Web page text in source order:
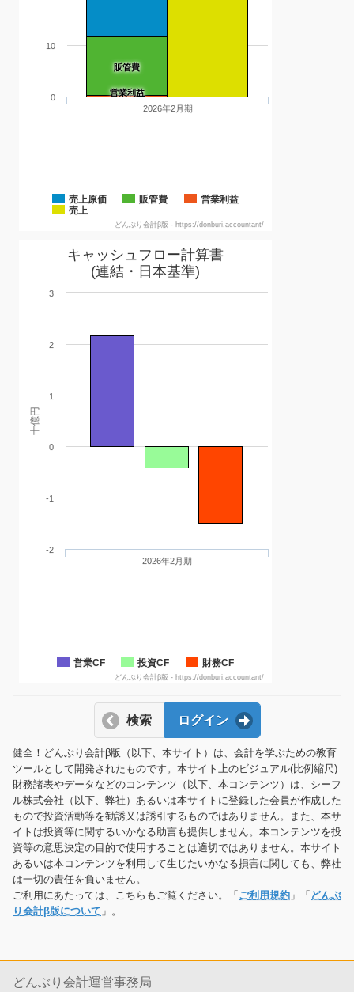
販管費
営業利益
売上原価 販管費
営業利益
売上
2026年2月期
0
10
どんぶり会計β版 - https://donburi.accountant/
十億円
キャッシュフロー計算書
(連結・日本基準)
営業CF 投資CF 財務CF
2026年2月期
-2
-1
0
1
2
3
どんぶり会計β版 - https://donburi.accountant/
検索 ログイン
健全！どんぶり会計β版（以下、本サイト）は、会計を学ぶための教育
ツールとして開発されたものです。本サイト上のビジュアル(比例縮尺)
財務諸表やデータなどのコンテンツ（以下、本コンテンツ）は、シーフ
ル株式会社（以下、弊社）あるいは本サイトに登録した会員が作成した
もので投資活動等を勧誘又は誘引するものではありません。また、本サ
イトは投資等に関するいかなる助言も提供しません。本コンテンツを投
資等の意思決定の目的で使用することは適切ではありません。本サイト
あるいは本コンテンツを利用して生じたいかなる損害に関しても、弊社
は一切の責任を負いません。
ご利用にあたっては、こちらもご覧ください。「 ご利用規約 」「 どんぶ
り会計β版について 」。
どんぶり会計運営事務局